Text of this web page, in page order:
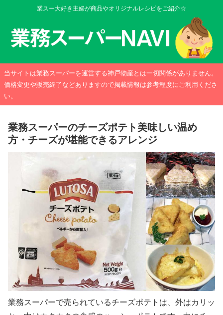
業スー大好き主婦が商品やオリジナルレシピをご紹介☆
当サイトは業務スーパーを運営する神戸物産とは一切関係がありません。
価格変更や販売終了などありますので掲載情報は参考程度にご利用くださ
い。
業務スーパーのチーズポテト美味しい温め
方・チーズが堪能できるアレンジ
業務スーパーで売られているチーズポテトは、外はカリッ